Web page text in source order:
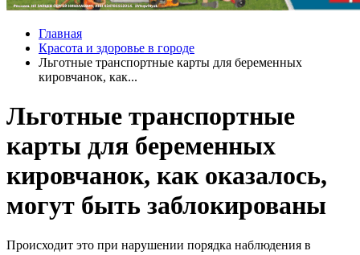
Главная
Красота и здоровье в городе
Льготные транспортные карты для беременных
кировчанок, как...
Льготные транспортные
карты для беременных
кировчанок, как оказалось,
могут быть заблокированы
Происходит это при нарушении порядка наблюдения в